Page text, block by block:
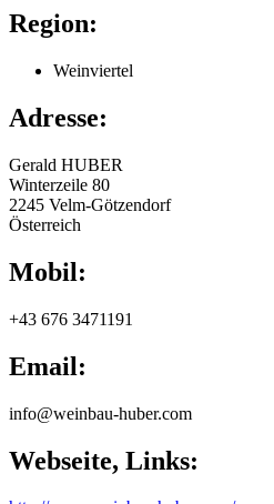
Region:
Weinviertel
Adresse:
Gerald HUBER
Winterzeile 80
2245 Velm-Götzendorf
Österreich
Mobil:
+43 676 3471191
Email:
info@weinbau-huber.com
Webseite, Links: